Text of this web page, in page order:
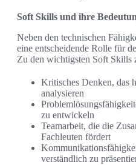
Soft Skills und ihre
Neben den technischen
eine entscheidende Rolle für
Zu den wichtigsten Soft Skills
Kritisches Denken, das
analysieren
zu entwickeln
Teamarbeit, die die
Fachleuten fördert
verständlich zu